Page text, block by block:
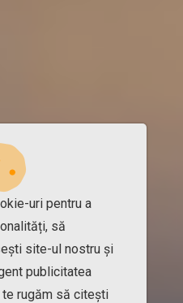
uri pentru a
să
site-ul nostru și
publicitatea
rugăm să citești